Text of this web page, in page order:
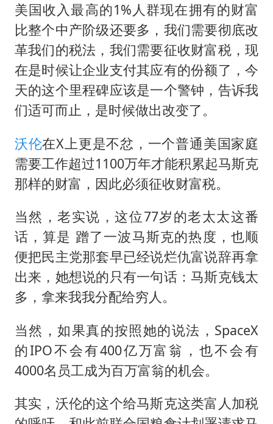
美国收入最高的1%人群现在拥有的财富
比整个中产阶级还要多，我们需要彻底改
革我们的税法，我们需要征收财富税，现
在是时候让企业支付其应有的份额了，今
天的这个里程碑应该是一个警钟，告诉我
们适可而止，是时候做出改变了。
沃伦在X上更是不忿，一个普通美国家庭
需要工作超过1100万年才能积累起马斯克
那样的财富，因此必须征收财富税。
当然，老实说，这位77岁的老太太这番
话，算是 蹭了一波马斯克的热度，也顺
便把民主党那套早已经说烂仇富说辞再拿
出来，她想说的只有一句话：马斯克钱太
多，拿来我我分配给穷人。
当然，如果真的按照她的说法，SpaceX
的IPO不会有400亿万富翁，也不会有
4000名员工成为百万富翁的机会。
其实，沃伦的这个给马斯克这类富人加税